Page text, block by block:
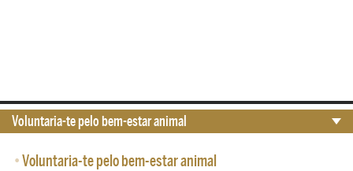
•Voluntaria-te pelo bem-estar animal
Voluntaria-te pelo bem-estar animal